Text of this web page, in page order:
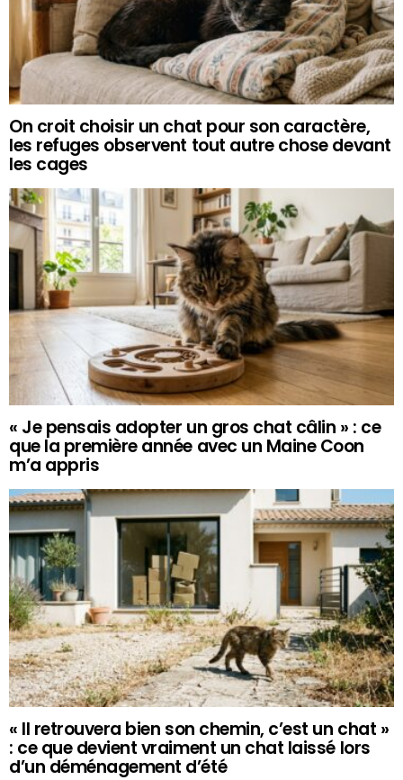
On croit choisir un chat pour son caractère,
les refuges observent tout autre chose devant
les cages
« Je pensais adopter un gros chat câlin » : ce
que la première année avec un Maine Coon
m’a appris
« Il retrouvera bien son chemin, c’est un chat »
: ce que devient vraiment un chat laissé lors
d’un déménagement d’été